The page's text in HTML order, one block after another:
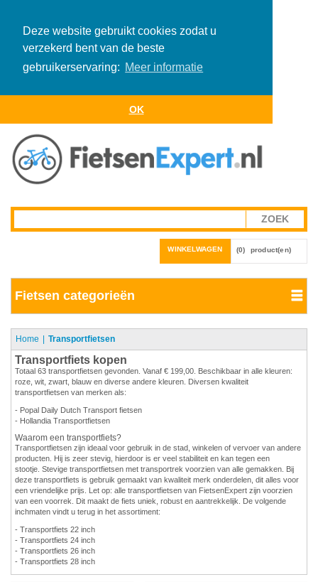
Deze website gebruikt cookies zodat u
verzekerd bent van de beste
gebruikerservaring: Meer informatie
OK
WINKELWAGEN (0) product(en)
Fietsen categorieën
Home Transportfietsen
Transportfiets kopen
Totaal 63 transportfietsen gevonden. Vanaf € 199,00. Beschikbaar in alle kleuren:
roze, wit, zwart, blauw en diverse andere kleuren. Diversen kwaliteit
transportfietsen van merken als:
- Popal Daily Dutch Transport fietsen
- Hollandia Transportfietsen
Waarom een transportfiets?
Transportfietsen zijn ideaal voor gebruik in de stad, winkelen of vervoer van andere
producten. Hij is zeer stevig, hierdoor is er veel stabiliteit en kan tegen een
stootje. Stevige transportfietsen met transportrek voorzien van alle gemakken. Bij
deze transportfiets is gebruik gemaakt van kwaliteit merk onderdelen, dit alles voor
een vriendelijke prijs. Let op: alle transportfietsen van FietsenExpert zijn voorzien
van een voorrek. Dit maakt de fiets uniek, robust en aantrekkelijk. De volgende
inchmaten vindt u terug in het assortiment:
- Transportfiets 22 inch
- Transportfiets 24 inch
- Transportfiets 26 inch
- Transportfiets 28 inch